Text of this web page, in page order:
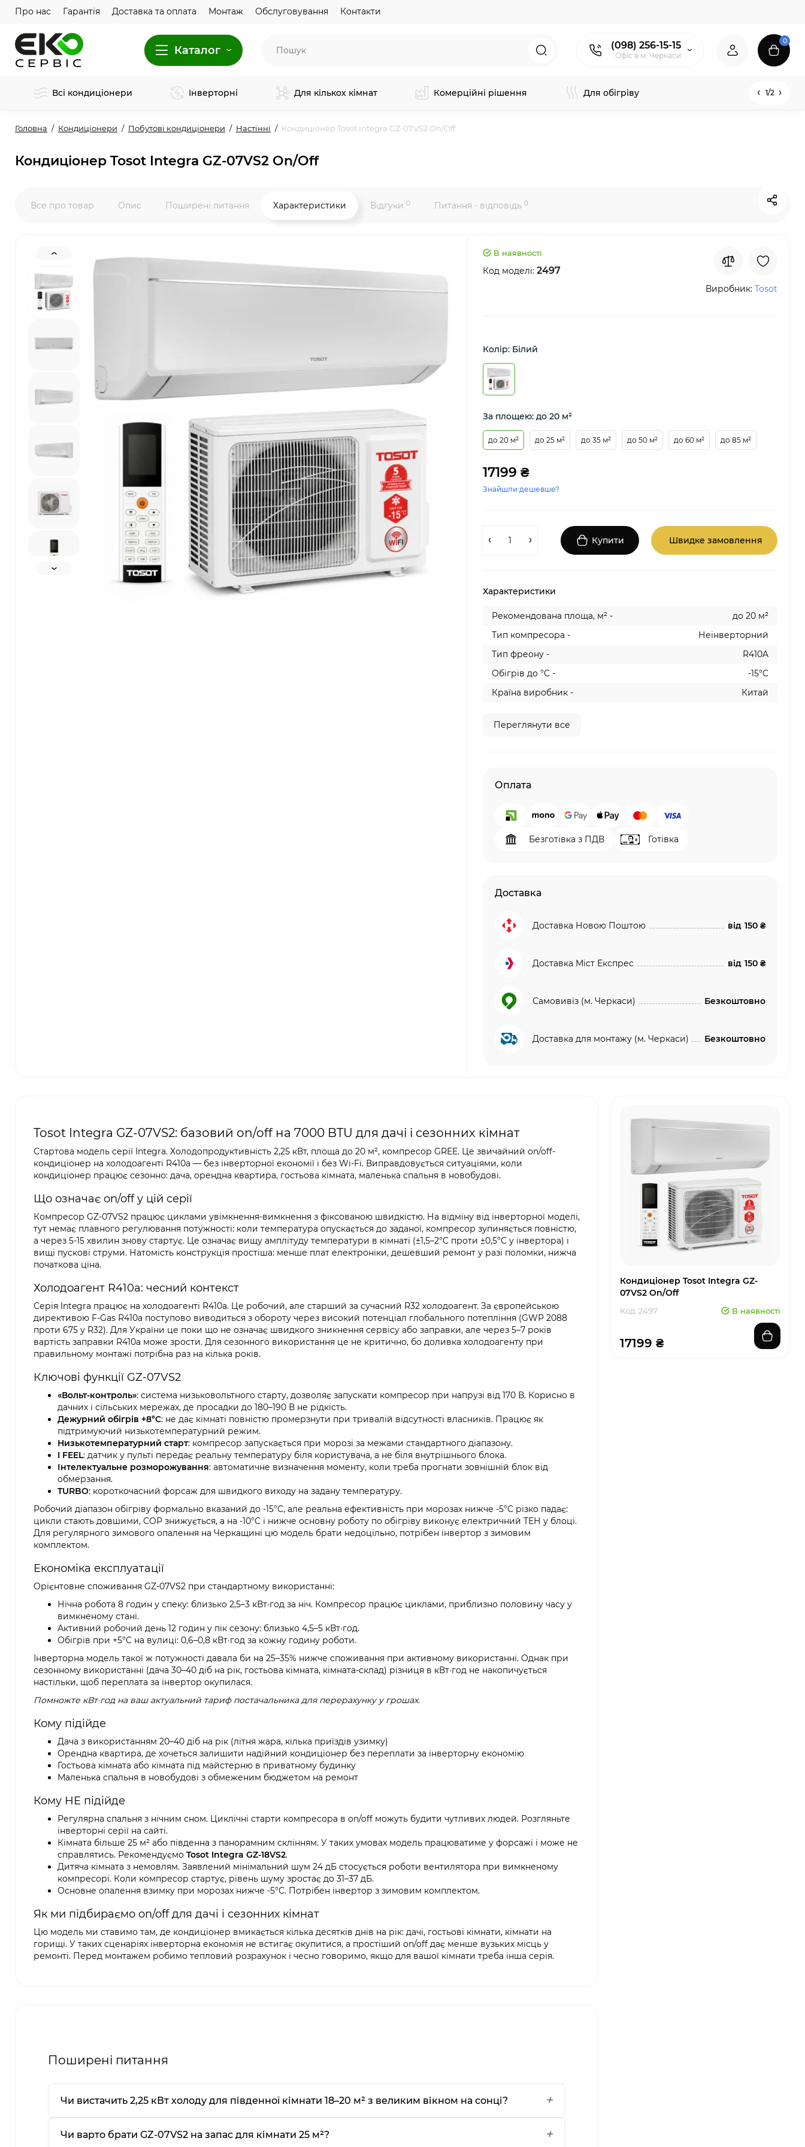
Про нас Гарантія Доставка та оплата Монтаж Обслуговування Контакти
Каталог (098) 256-15-15
Офіс в м. Черкаси
0
Всі кондиціонери Інверторні Для кількох кімнат Комерційні рішення Для обігріву 1/2
Головна Кондиціонери Побутові кондиціонери Настінні Кондиціонер Tosot Integra GZ-07VS2 On/Off
Кондиціонер Tosot Integra GZ-07VS2 On/Off
Все про товар Опис Поширені питання Характеристики Відгуки 0 Питання - відповідь 0
В наявності
Код моделі: 2497
Виробник: Tosot
Колір: Білий
За площею: до 20 м²
до 20 м² до 25 м² до 35 м² до 50 м² до 60 м² до 85 м²
17199 ₴
Знайшли дешевше?
Купити Швидке замовлення
Характеристики
Рекомендована площа, м² -
до 20 м²
Тип компресора -
Неінверторний
Тип фреону -
R410A
Обігрів до °C -
-15°C
Країна виробник -
Китай
Переглянути все
Оплата
Безготівка з ПДВ Готівка
Доставка
Доставка Новою Поштою від 150 ₴
Доставка Міст Експрес від 150 ₴
Самовивіз (м. Черкаси) Безкоштовно
Доставка для монтажу (м. Черкаси) Безкоштовно
Tosot Integra GZ-07VS2: базовий on/off на 7000 BTU для дачі і сезонних кімнат
Стартова модель серії Integra. Холодопродуктивність 2,25 кВт, площа до 20 м², компресор GREE. Це звичайний on/off-
кондиціонер на холодоагенті R410a — без інверторної економії і без Wi-Fi. Виправдовується ситуаціями, коли
кондиціонер працює сезонно: дача, орендна квартира, гостьова кімната, маленька спальня в новобудові.
Що означає on/off у цій серії
Компресор GZ-07VS2 працює циклами увімкнення-вимкнення з фіксованою швидкістю. На відміну від інверторної моделі,
тут немає плавного регулювання потужності: коли температура опускається до заданої, компресор зупиняється повністю,
а через 5-15 хвилин знову стартує. Це означає вищу амплітуду температури в кімнаті (±1,5–2°C проти ±0,5°C у інвертора) і
вищі пускові струми. Натомість конструкція простіша: менше плат електроніки, дешевший ремонт у разі поломки, нижча
початкова ціна.
Холодоагент R410a: чесний контекст
Серія Integra працює на холодоагенті R410a. Це робочий, але старший за сучасний R32 холодоагент. За європейською
директивою F-Gas R410a поступово виводиться з обороту через високий потенціал глобального потепління (GWP 2088
проти 675 у R32). Для України це поки що не означає швидкого зникнення сервісу або заправки, але через 5–7 років
вартість заправки R410a може зрости. Для сезонного використання це не критично, бо доливка холодоагенту при
правильному монтажі потрібна раз на кілька років.
Ключові функції GZ-07VS2
«Вольт-контроль»: система низьковольтного старту, дозволяє запускати компресор при напрузі від 170 В. Корисно в
дачних і сільських мережах, де просадки до 180–190 В не рідкість.
Дежурний обігрів +8°C: не дає кімнаті повністю промерзнути при тривалій відсутності власників. Працює як
підтримуючий низькотемпературний режим.
Низькотемпературний старт: компресор запускається при морозі за межами стандартного діапазону.
I FEEL: датчик у пульті передає реальну температуру біля користувача, а не біля внутрішнього блока.
Інтелектуальне розморожування: автоматичне визначення моменту, коли треба прогнати зовнішній блок від
обмерзання.
TURBO: короткочасний форсаж для швидкого виходу на задану температуру.
Робочий діапазон обігріву формально вказаний до -15°C, але реальна ефективність при морозах нижче -5°C різко падає:
цикли стають довшими, COP знижується, а на -10°C і нижче основну роботу по обігріву виконує електричний ТЕН у блоці.
Для регулярного зимового опалення на Черкащині цю модель брати недоцільно, потрібен інвертор з зимовим
комплектом.
Економіка експлуатації
Орієнтовне споживання GZ-07VS2 при стандартному використанні:
Нічна робота 8 годин у спеку: близько 2,5–3 кВт·год за ніч. Компресор працює циклами, приблизно половину часу у
вимкненому стані.
Активний робочий день 12 годин у пік сезону: близько 4,5–5 кВт·год.
Обігрів при +5°C на вулиці: 0,6–0,8 кВт·год за кожну годину роботи.
Інверторна модель такої ж потужності давала би на 25–35% нижче споживання при активному використанні. Однак при
сезонному використанні (дача 30–40 діб на рік, гостьова кімната, кімната-склад) різниця в кВт·год не накопичується
настільки, щоб переплата за інвертор окупилася.
Помножте кВт·год на ваш актуальний тариф постачальника для перерахунку у грошах.
Кому підійде
Дача з використанням 20–40 діб на рік (літня жара, кілька приїздів узимку)
Орендна квартира, де хочеться залишити надійний кондиціонер без переплати за інверторну економію
Гостьова кімната або кімната під майстерню в приватному будинку
Маленька спальня в новобудові з обмеженим бюджетом на ремонт
Кому НЕ підійде
Регулярна спальня з нічним сном. Циклічні старти компресора в on/off можуть будити чутливих людей. Розгляньте
інверторні серії на сайті.
Кімната більше 25 м² або південна з панорамним склінням. У таких умовах модель працюватиме у форсажі і може не
справлятись. Рекомендуємо Tosot Integra GZ-18VS2.
Дитяча кімната з немовлям. Заявлений мінімальний шум 24 дБ стосується роботи вентилятора при вимкненому
компресорі. Коли компресор стартує, рівень шуму зростає до 31–37 дБ.
Основне опалення взимку при морозах нижче -5°C. Потрібен інвертор з зимовим комплектом.
Як ми підбираємо on/off для дачі і сезонних кімнат
Цю модель ми ставимо там, де кондиціонер вмикається кілька десятків днів на рік: дачі, гостьові кімнати, кімнати на
горищі. У таких сценаріях інверторна економія не встигає окупитися, а простіший on/off дає менше вузьких місць у
ремонті. Перед монтажем робимо тепловий розрахунок і чесно говоримо, якщо для вашої кімнати треба інша серія.
Поширені питання
Чи вистачить 2,25 кВт холоду для південної кімнати 18–20 м² з великим вікном на сонці?
Чи варто брати GZ-07VS2 на запас для кімнати 25 м²?
Кондиціонер Tosot Integra GZ-
07VS2 On/Off
Код: 2497 В наявності
17199 ₴